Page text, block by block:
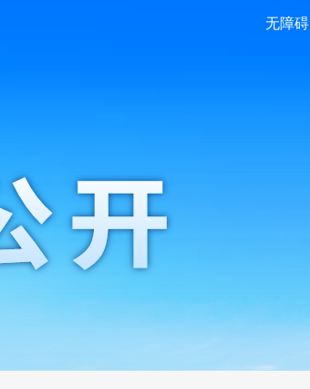
无障碍